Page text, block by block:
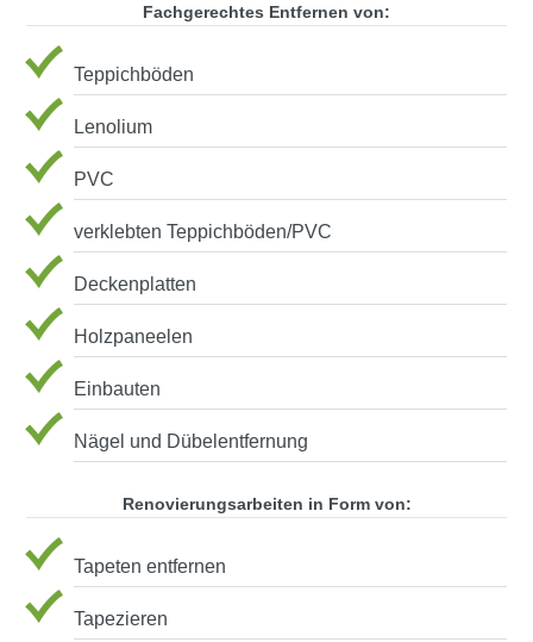
Fachgerechtes Entfernen von:
Teppichböden
Lenolium
PVC
verklebten Teppichböden/PVC
Deckenplatten
Holzpaneelen
Einbauten
Nägel und Dübelentfernung
Renovierungsarbeiten in Form von:
Tapeten entfernen
Tapezieren